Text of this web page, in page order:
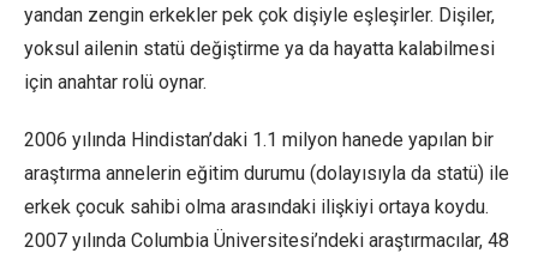
yandan zengin erkekler pek çok dişiyle eşleşirler. Dişiler,
yoksul ailenin statü değiştirme ya da hayatta kalabilmesi
için anahtar rolü oynar.
2006 yılında Hindistan’daki 1.1 milyon hanede yapılan bir
araştırma annelerin eğitim durumu (dolayısıyla da statü) ile
erkek çocuk sahibi olma arasındaki ilişkiyi ortaya koydu.
2007 yılında Columbia Üniversitesi’ndeki araştırmacılar, 48